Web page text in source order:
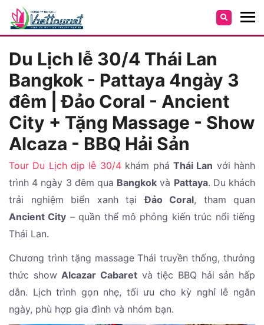
Du Lịch lễ 30/4 Thái Lan
Bangkok - Pattaya 4ngày 3
đêm | Đảo Coral - Ancient
City + Tặng Massage - Show
Alcaza - BBQ Hải Sản
Tour Du Lịch dịp lễ 30/4khám phá Thái Lan với hành
trình 4 ngày 3 đêm qua Bangkok và Pattaya. Du khách
trải nghiệm biển xanh tạiĐảo Coral, tham quan
Ancient City – quần thể mô phỏng kiến trúc nổi tiếng
Thái Lan.
Chương trình tặng massage Thái truyền thống, thưởng
thức showAlcazar Cabaret và tiệc BBQ hải sản hấp
dẫn. Lịch trình gọn nhẹ, tối ưu cho kỳ nghỉ lễ ngắn
ngày, phù hợp gia đình và nhóm bạn.